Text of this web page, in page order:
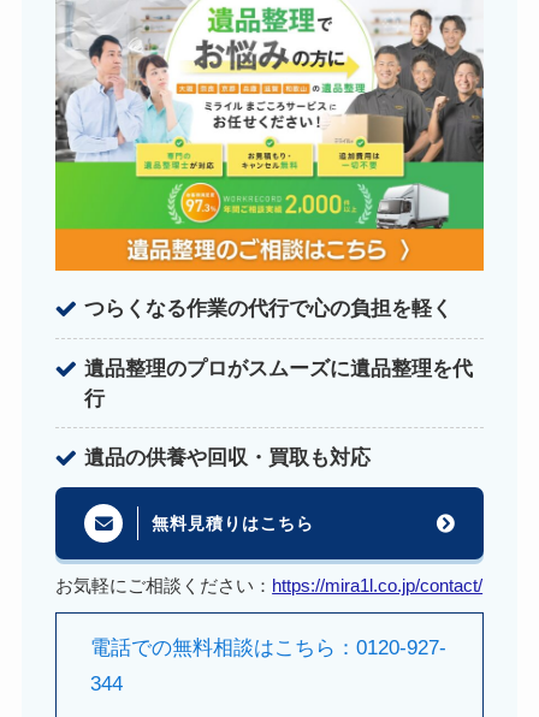
つらくなる作業の代行で心の負担を軽く
遺品整理のプロがスムーズに遺品整理を代
行
遺品の供養や回収・買取も対応
無料見積りはこちら
お気軽にご相談ください： https://mira1l.co.jp/contact/
電話での無料相談はこちら：0120-927-
344